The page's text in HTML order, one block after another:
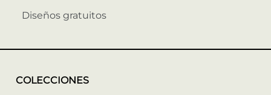
Diseños gratuitos
COLECCIONES